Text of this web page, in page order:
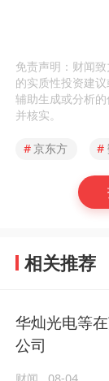
免责声明：财闻
的实质性投资建
辅助生成或分析
并核实。
# 京东方 #
相关推荐
华灿光电等
公司